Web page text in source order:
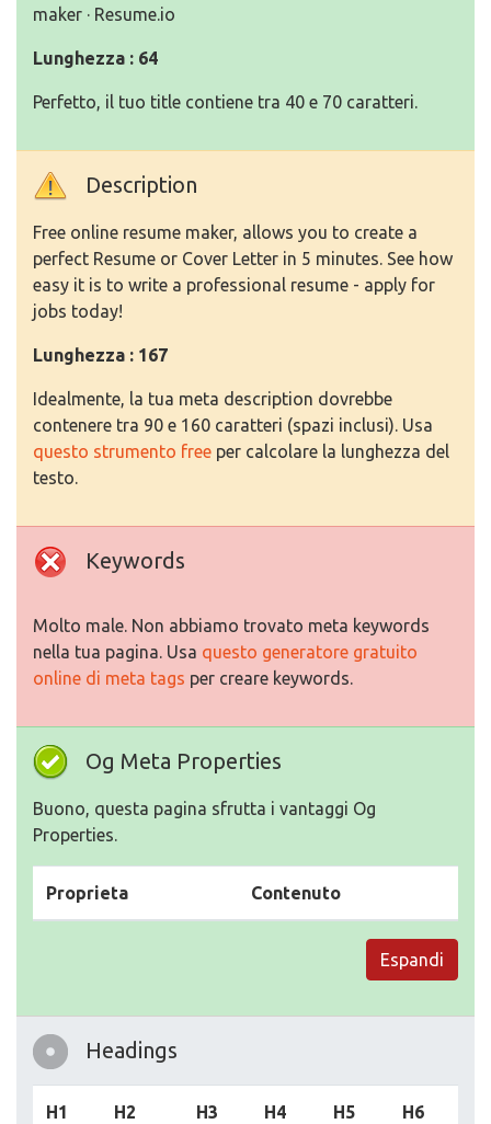
maker · Resume.io
Lunghezza : 64
Perfetto, il tuo title contiene tra 40 e 70 caratteri.
Description
Free online resume maker, allows you to create a
perfect Resume or Cover Letter in 5 minutes. See how
easy it is to write a professional resume - apply for
jobs today!
Lunghezza : 167
Idealmente, la tua meta description dovrebbe
contenere tra 90 e 160 caratteri (spazi inclusi). Usa
questo strumento free per calcolare la lunghezza del
testo.
Keywords
Molto male. Non abbiamo trovato meta keywords
nella tua pagina. Usa questo generatore gratuito
online di meta tags per creare keywords.
Og Meta Properties
Buono, questa pagina sfrutta i vantaggi Og
Properties.
Proprieta Contenuto
Espandi
Headings
H1 H2 H3 H4 H5 H6